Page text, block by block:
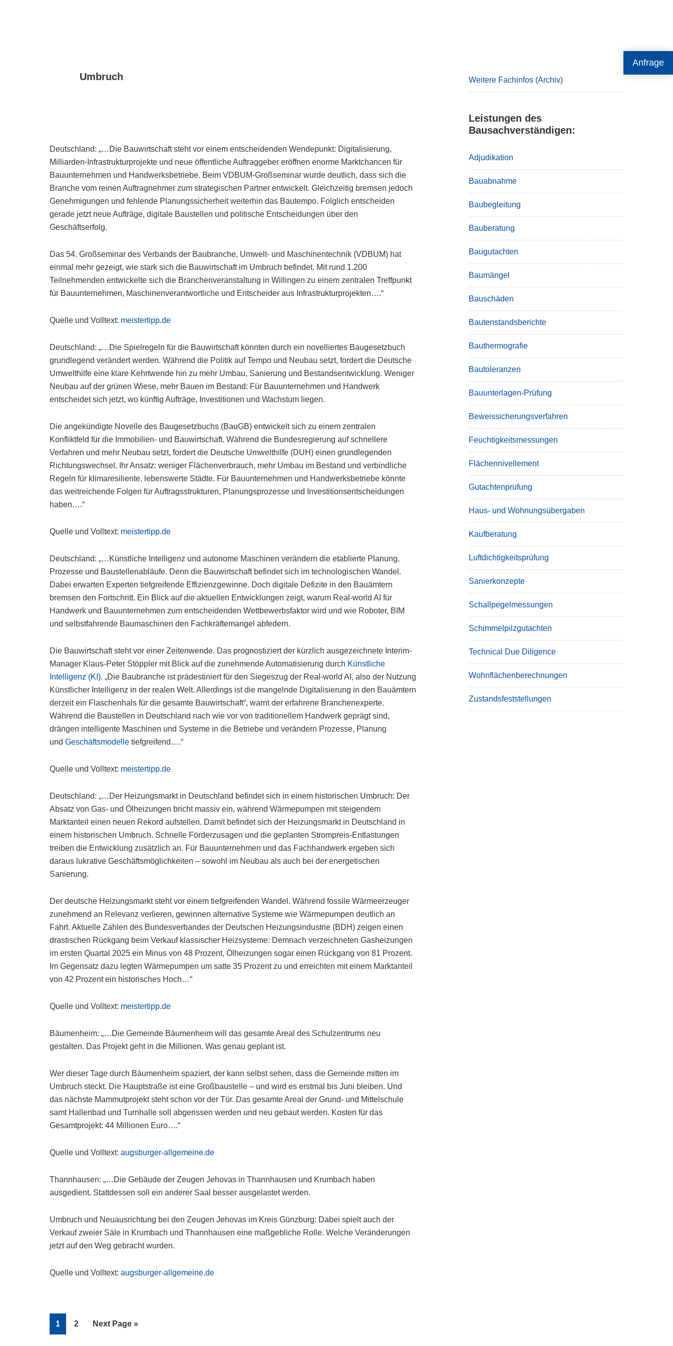
Anfrage
Umbruch
Deutschland: „…Die Bauwirtschaft steht vor einem entscheidenden Wendepunkt: Digitalisierung,
Milliarden-Infrastrukturprojekte und neue öffentliche Auftraggeber eröffnen enorme Marktchancen für
Bauunternehmen und Handwerksbetriebe. Beim VDBUM-Großseminar wurde deutlich, dass sich die
Branche vom reinen Auftragnehmer zum strategischen Partner entwickelt. Gleichzeitig bremsen jedoch
Genehmigungen und fehlende Planungssicherheit weiterhin das Bautempo. Folglich entscheiden
gerade jetzt neue Aufträge, digitale Baustellen und politische Entscheidungen über den
Geschäftserfolg.
Das 54. Großseminar des Verbands der Baubranche, Umwelt- und Maschinentechnik (VDBUM) hat
einmal mehr gezeigt, wie stark sich die Bauwirtschaft im Umbruch befindet. Mit rund 1.200
Teilnehmenden entwickelte sich die Branchenveranstaltung in Willingen zu einem zentralen Treffpunkt
für Bauunternehmen, Maschinenverantwortliche und Entscheider aus Infrastrukturprojekten….“
Quelle und Volltext: meistertipp.de
Deutschland: „…Die Spielregeln für die Bauwirtschaft könnten durch ein novelliertes Baugesetzbuch
grundlegend verändert werden. Während die Politik auf Tempo und Neubau setzt, fordert die Deutsche
Umwelthilfe eine klare Kehrtwende hin zu mehr Umbau, Sanierung und Bestandsentwicklung. Weniger
Neubau auf der grünen Wiese, mehr Bauen im Bestand: Für Bauunternehmen und Handwerk
entscheidet sich jetzt, wo künftig Aufträge, Investitionen und Wachstum liegen.
Die angekündigte Novelle des Baugesetzbuchs (BauGB) entwickelt sich zu einem zentralen
Konfliktfeld für die Immobilien- und Bauwirtschaft. Während die Bundesregierung auf schnellere
Verfahren und mehr Neubau setzt, fordert die Deutsche Umwelthilfe (DUH) einen grundlegenden
Richtungswechsel. Ihr Ansatz: weniger Flächenverbrauch, mehr Umbau im Bestand und verbindliche
Regeln für klimaresiliente, lebenswerte Städte. Für Bauunternehmen und Handwerksbetriebe könnte
das weitreichende Folgen für Auftragsstrukturen, Planungsprozesse und Investitionsentscheidungen
haben….“
Quelle und Volltext: meistertipp.de
Deutschland: „…Künstliche Intelligenz und autonome Maschinen verändern die etablierte Planung,
Prozesse und Baustellenabläufe. Denn die Bauwirtschaft befindet sich im technologischen Wandel.
Dabei erwarten Experten tiefgreifende Effizienzgewinne. Doch digitale Defizite in den Bauämtern
bremsen den Fortschritt. Ein Blick auf die aktuellen Entwicklungen zeigt, warum Real-world AI für
Handwerk und Bauunternehmen zum entscheidenden Wettbewerbsfaktor wird und wie Roboter, BIM
und selbstfahrende Baumaschinen den Fachkräftemangel abfedern.
Die Bauwirtschaft steht vor einer Zeitenwende. Das prognostiziert der kürzlich ausgezeichnete Interim-
Manager Klaus-Peter Stöppler mit Blick auf die zunehmende Automatisierung durch Künstliche
Intelligenz (KI). „Die Baubranche ist prädestiniert für den Siegeszug der Real-world AI, also der Nutzung
Künstlicher Intelligenz in der realen Welt. Allerdings ist die mangelnde Digitalisierung in den Bauämtern
derzeit ein Flaschenhals für die gesamte Bauwirtschaft“, warnt der erfahrene Branchenexperte.
Während die Baustellen in Deutschland nach wie vor von traditionellem Handwerk geprägt sind,
drängen intelligente Maschinen und Systeme in die Betriebe und verändern Prozesse, Planung
undGeschäftsmodelle tiefgreifend….“
Quelle und Volltext: meistertipp.de
Deutschland: „…Der Heizungsmarkt in Deutschland befindet sich in einem historischen Umbruch: Der
Absatz von Gas- und Ölheizungen bricht massiv ein, während Wärmepumpen mit steigendem
Marktanteil einen neuen Rekord aufstellen. Damit befindet sich der Heizungsmarkt in Deutschland in
einem historischen Umbruch. Schnelle Förderzusagen und die geplanten Strompreis-Entlastungen
treiben die Entwicklung zusätzlich an. Für Bauunternehmen und das Fachhandwerk ergeben sich
daraus lukrative Geschäftsmöglichkeiten – sowohl im Neubau als auch bei der energetischen
Sanierung.
Der deutsche Heizungsmarkt steht vor einem tiefgreifenden Wandel. Während fossile Wärmeerzeuger
zunehmend an Relevanz verlieren, gewinnen alternative Systeme wie Wärmepumpen deutlich an
Fahrt. Aktuelle Zahlen des Bundesverbandes der Deutschen Heizungsindustrie (BDH) zeigen einen
drastischen Rückgang beim Verkauf klassischer Heizsysteme: Demnach verzeichneten Gasheizungen
im ersten Quartal 2025 ein Minus von 48 Prozent, Ölheizungen sogar einen Rückgang von 81 Prozent.
Im Gegensatz dazu legten Wärmepumpen um satte 35 Prozent zu und erreichten mit einem Marktanteil
von 42 Prozent ein historisches Hoch…“
Quelle und Volltext: meistertipp.de
Bäumenheim: „…Die Gemeinde Bäumenheim will das gesamte Areal des Schulzentrums neu
gestalten. Das Projekt geht in die Millionen. Was genau geplant ist.
Wer dieser Tage durch Bäumenheim spaziert, der kann selbst sehen, dass die Gemeinde mitten im
Umbruch steckt. Die Hauptstraße ist eine Großbaustelle – und wird es erstmal bis Juni bleiben. Und
das nächste Mammutprojekt steht schon vor der Tür. Das gesamte Areal der Grund- und Mittelschule
samt Hallenbad und Turnhalle soll abgerissen werden und neu gebaut werden. Kosten für das
Gesamtprojekt: 44 Millionen Euro….“
Quelle und Volltext: augsburger-allgemeine.de
Thannhausen: „…Die Gebäude der Zeugen Jehovas in Thannhausen und Krumbach haben
ausgedient. Stattdessen soll ein anderer Saal besser ausgelastet werden.
Umbruch und Neuausrichtung bei den Zeugen Jehovas im Kreis Günzburg: Dabei spielt auch der
Verkauf zweier Säle in Krumbach und Thannhausen eine maßgebliche Rolle. Welche Veränderungen
jetzt auf den Weg gebracht wurden.
Quelle und Volltext:augsburger-allgemeine.de
Page
1 Page
2
Go
Next Page »
Weitere Fachinfos (Archiv)
Leistungen des
Bausachverständigen:
Adjudikation
Bauabnahme
Baubegleitung
Bauberatung
Baugutachten
Baumängel
Bauschäden
Bautenstandsberichte
Bauthermografie
Bautoleranzen
Bauunterlagen-Prüfung
Beweissicherungsverfahren
Feuchtigkeitsmessungen
Flächennivellement
Gutachtenprüfung
Haus- und Wohnungsübergaben
Kaufberatung
Luftdichtigkeitsprüfung
Sanierkonzepte
Schallpegelmessungen
Schimmelpilzgutachten
Technical Due Diligence
Wohnflächenberechnungen
Zustandsfeststellungen